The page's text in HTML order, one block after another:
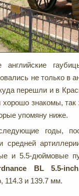
не только в
перешли и в
хорошо знакомы, так
упомяну ниже.
годы,
средней
и 5.5-дюймовые
BL 5.5-
114.3 и 139.7 мм.